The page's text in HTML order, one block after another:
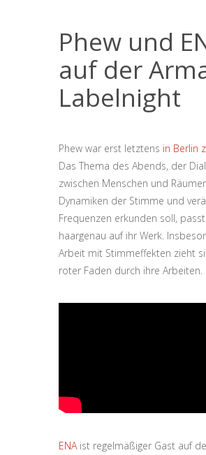
Phew und
auf der
Labelnight
Phew war erst letztens in Berlin
Das Thema des Abends, der
zwischen Menschen und
Dynamiken der Stimme und
Frequenzen erkunden soll, passt
haargenau auf ihr Werk.
Arbeit mit Stimmeffekten zieht
roter Faden durch ihre Arbeiten.
ENA ist regelmäßiger Gast auf